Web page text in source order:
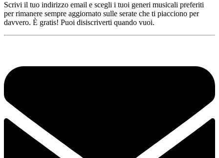
Scrivi il tuo indirizzo email e scegli i tuoi generi musicali preferiti
per rimanere sempre aggiornato sulle serate che ti piacciono per
davvero. È gratis! Puoi disiscriverti quando vuoi.